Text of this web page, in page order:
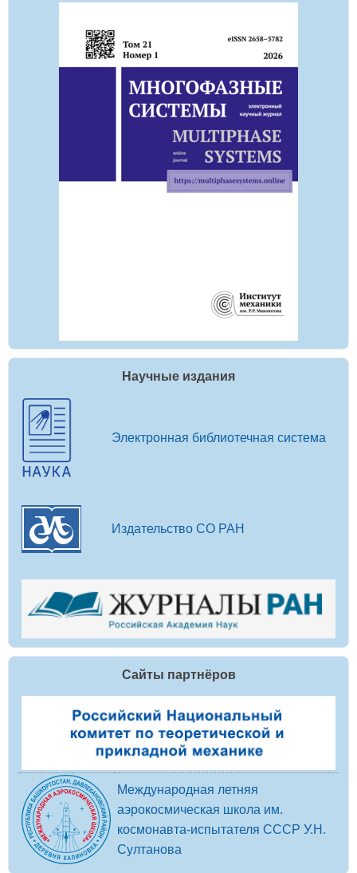
Научные издания
Электронная библиотечная система
Издательство СО РАН
Сайты партнёров
Международная летняя
аэрокосмическая школа им.
космонавта-испытателя СССР У.Н.
Султанова